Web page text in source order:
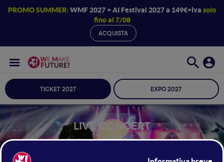
PROMO SUMMER: WMF 2027 + AI Festival 2027 a 149€+iva solo
fino al 7/08
ACQUISTA
TICKET 2027 EXPO 2027
LIVE CONCERT